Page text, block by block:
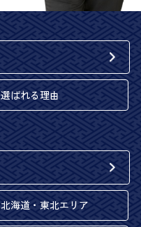
選ばれる理由
北海道・東北エリア